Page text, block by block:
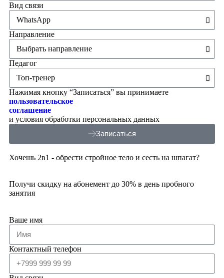
Вид связи
Направление
Педагог
Нажимая кнопку “Записаться” вы принимаете
пользовательское
соглашение
и условия обработки персональных данных
Записаться
Хочешь 2в1 - обрести стройное тело и сесть на шпагат?
Получи скидку на абонемент до 30% в день пробного
занятия
Ваше имя
Контактный телефон